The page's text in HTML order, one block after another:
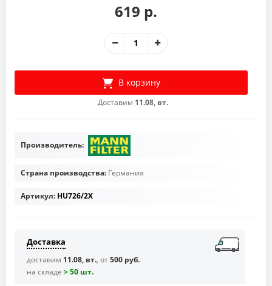
619 р.
В корзину
Доставим 11.08, вт.
Производитель:
Страна производства: Германия
Артикул: HU726/2X
Доставка
доставим 11.08, вт., от500 руб.
на складе > 50 шт.